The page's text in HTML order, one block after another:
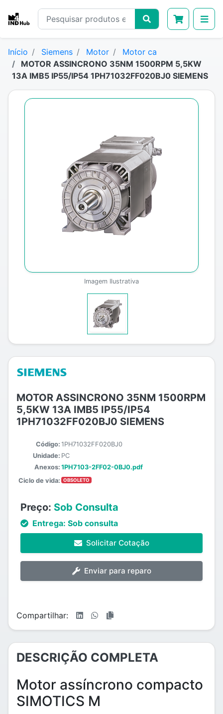
Início Siemens Motor
Motor ca
MOTOR ASSINCRONO 35NM 1500RPM 5,5KW
13A IMB5 IP55/IP54 1PH71032FF020BJ0 SIEMENS
Imagem Ilustrativa
MOTOR ASSINCRONO 35NM 1500RPM
5,5KW 13A IMB5 IP55/IP54
1PH71032FF020BJ0 SIEMENS
Código: 1PH71032FF020BJ0
Unidade: PC
Anexos: 1PH7103-2FF02-0BJ0.pdf
Ciclo de vida:
OBSOLETO
Preço: Sob Consulta
Entrega: Sob consulta
Solicitar Cotação
Enviar para reparo
Compartilhar:
DESCRIÇÃO COMPLETA
Motor assíncrono compacto
SIMOTICS M